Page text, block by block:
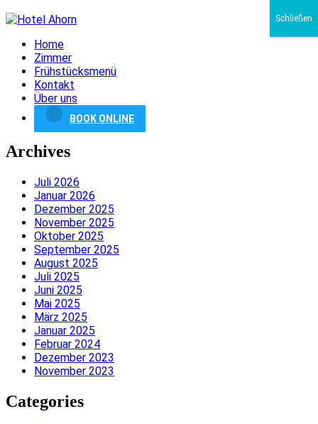
Home
Zimmer
Frühstücksmenü
Kontakt
Über uns
BOOK ONLINE
Archives
Juli 2026
Januar 2026
Dezember 2025
November 2025
Oktober 2025
September 2025
August 2025
Juli 2025
Juni 2025
Mai 2025
März 2025
Januar 2025
Februar 2024
Dezember 2023
November 2023
Categories
Schließen